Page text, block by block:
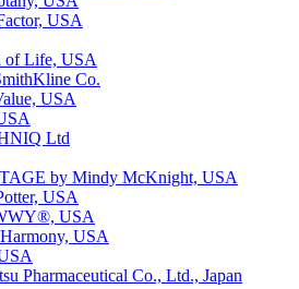
USA
of Life, USA
Co.
USA
Ltd
by Mindy McKnight, USA
USA
USA
USA
Pharmaceutical Co., Ltd., Japan